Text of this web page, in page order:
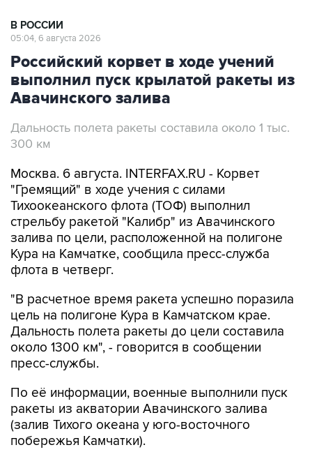
В РОССИИ
05:04, 6 августа 2026
Российский корвет в ходе учений
выполнил пуск крылатой ракеты из
Авачинского залива
Дальность полета ракеты составила около 1 тыс.
300 км
Москва. 6 августа. INTERFAX.RU - Корвет
"Гремящий" в ходе учения с силами
Тихоокеанского флота (ТОФ) выполнил
стрельбу ракетой "Калибр" из Авачинского
залива по цели, расположенной на полигоне
Кура на Камчатке, сообщила пресс-служба
флота в четверг.
"В расчетное время ракета успешно поразила
цель на полигоне Кура в Камчатском крае.
Дальность полета ракеты до цели составила
около 1300 км", - говорится в сообщении
пресс-службы.
По её информации, военные выполнили пуск
ракеты из акватории Авачинского залива
(залив Тихого океана у юго-восточного
побережья Камчатки).